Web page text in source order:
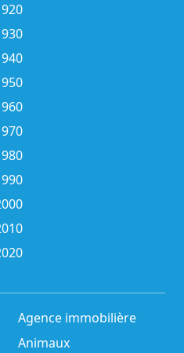
Agence immobilière
Animaux